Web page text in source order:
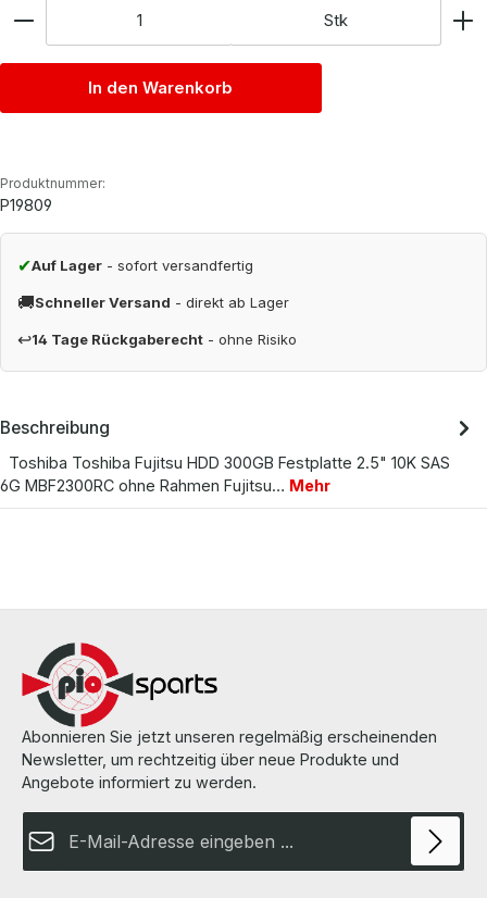
Stk
In den Warenkorb
Produktnummer:
P19809
✔Auf Lager - sofort versandfertig
🚚Schneller Versand - direkt ab Lager
↩14 Tage Rückgaberecht - ohne Risiko
Beschreibung
Toshiba Toshiba Fujitsu HDD 300GB Festplatte 2.5" 10K SAS
6G MBF2300RC ohne Rahmen Fujitsu… Mehr
Abonnieren Sie jetzt unseren regelmäßig erscheinenden
Newsletter, um rechtzeitig über neue Produkte und
Angebote informiert zu werden.